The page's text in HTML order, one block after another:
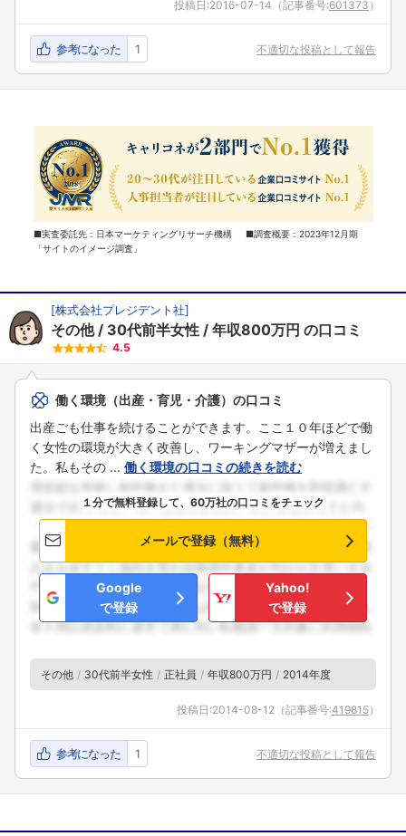
投稿日:2016-07-14 （記事番号:601373 ）
参考になった 1 不適切な投稿として報告
■実査委託先：日本マーケティングリサーチ機構 ■調査概要：2023年12月期
「サイトのイメージ調査」
[株式会社プレジデント社]
その他 30代前半女性 年収800万円 の口コミ
4.5
働く環境（出産・育児・介護）の口コミ
出産ごも仕事を続けることができます。ここ１０年ほどで働
く女性の環境が大きく改善し、ワーキングマザーが増えまし
た。私もその ... 働く環境の口コミの続きを読む
１分で無料登録して、60万社の口コミをチェック
メールで登録（無料）
Google
で登録
Yahoo!
で登録
その他 30代前半女性 正社員 年収800万円 2014年度
投稿日:2014-08-12 （記事番号:419815）
参考になった 1 不適切な投稿として報告